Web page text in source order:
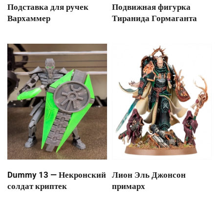
Подставка для ручек
Вархаммер
Подвижная фигурка
Тиранида Гормаганта
Dummy 13 — Некронский
солдат криптек
Лион Эль Джонсон
примарх